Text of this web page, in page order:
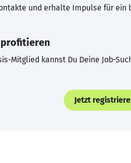
und erhalte Impulse für ein
Mitglied kannst Du Deine Job-
Jetzt